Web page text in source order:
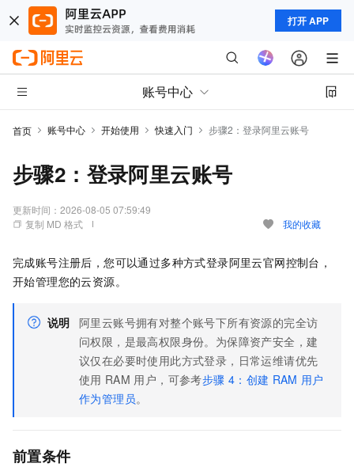
打开 APP
账号中心
首页 账号中心 开始使用 快速入门 步骤2：登录阿里云账号
步骤2：登录阿里云账号
更新时间： 2026-08-05 07:59:49
复制 MD 格式
我的收藏
完成账号注册后，您可以通过多种方式登录阿里云官网控制台，
开始管理您的云资源。
说明 阿里云账号拥有对整个账号下所有资源的完全访
问权限，是最高权限身份。为保障资产安全，建
议仅在必要时使用此方式登录，日常运维请优先
使用 RAM 用户，可参考步骤 4：创建 RAM 用户
作为管理员。
前置条件